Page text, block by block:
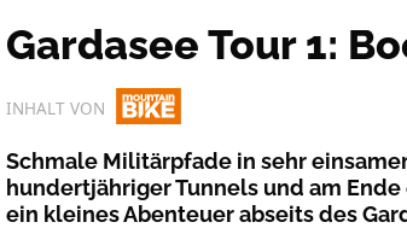
Gardasee Tour 1:
INHALT VON
Schmale Militärpfade in sehr
hundertjähriger Tunnels und am
ein kleines Abenteuer abseits des